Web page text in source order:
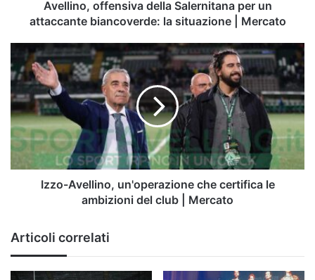
situazioneAvellino, offensiva della Salernitana per un
attaccante biancoverde: la situazione | Mercato
Izzo-
Avellino,
un'operazione
che
certifica
le
ambizioni
del
club
Izzo-Avellino, un'operazione che certifica le
ambizioni del club | Mercato
Articoli correlati